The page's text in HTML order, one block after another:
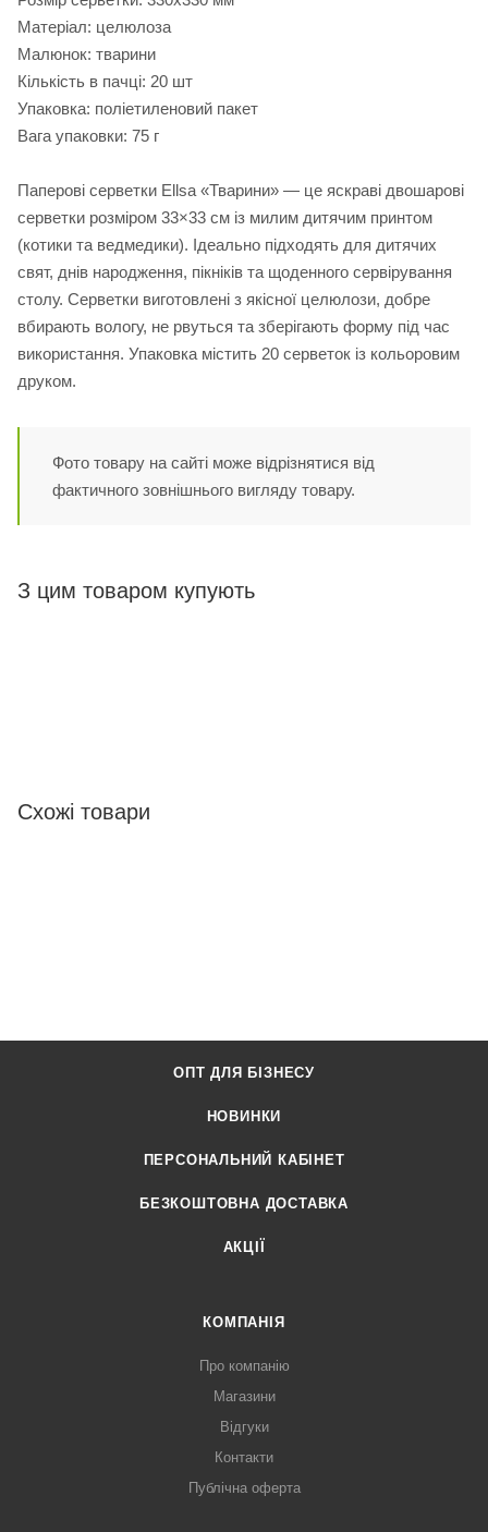
Матеріал: целюлоза
Малюнок: тварини
Кількість в пачці: 20 шт
Упаковка: поліетиленовий пакет
Вага упаковки: 75 г
Паперові серветки Ellsa «Тварини» — це яскраві двошарові
серветки розміром 33×33 см із милим дитячим принтом
(котики та ведмедики). Ідеально підходять для дитячих
свят, днів народження, пікніків та щоденного сервірування
столу. Серветки виготовлені з якісної целюлози, добре
вбирають вологу, не рвуться та зберігають форму під час
використання. Упаковка містить 20 серветок із кольоровим
друком.
Фото товару на сайті може відрізнятися від
фактичного зовнішнього вигляду товару.
З цим товаром купують
Схожі товари
ОПТ ДЛЯ БІЗНЕСУ
НОВИНКИ
ПЕРСОНАЛЬНИЙ КАБІНЕТ
БЕЗКОШТОВНА ДОСТАВКА
АКЦІЇ
КОМПАНІЯ
Про компанію
Магазини
Відгуки
Контакти
Публічна оферта